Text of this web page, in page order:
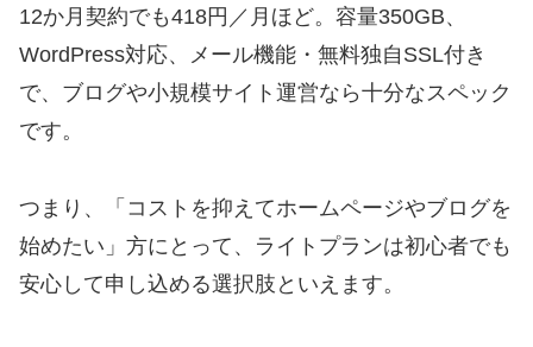
12か月契約でも418円／月ほど。容量350GB、
WordPress対応、メール機能・無料独自SSL付き
で、ブログや小規模サイト運営なら十分なスペック
です。
つまり、「コストを抑えてホームページやブログを
始めたい」方にとって、ライトプランは初心者でも
安心して申し込める選択肢といえます。